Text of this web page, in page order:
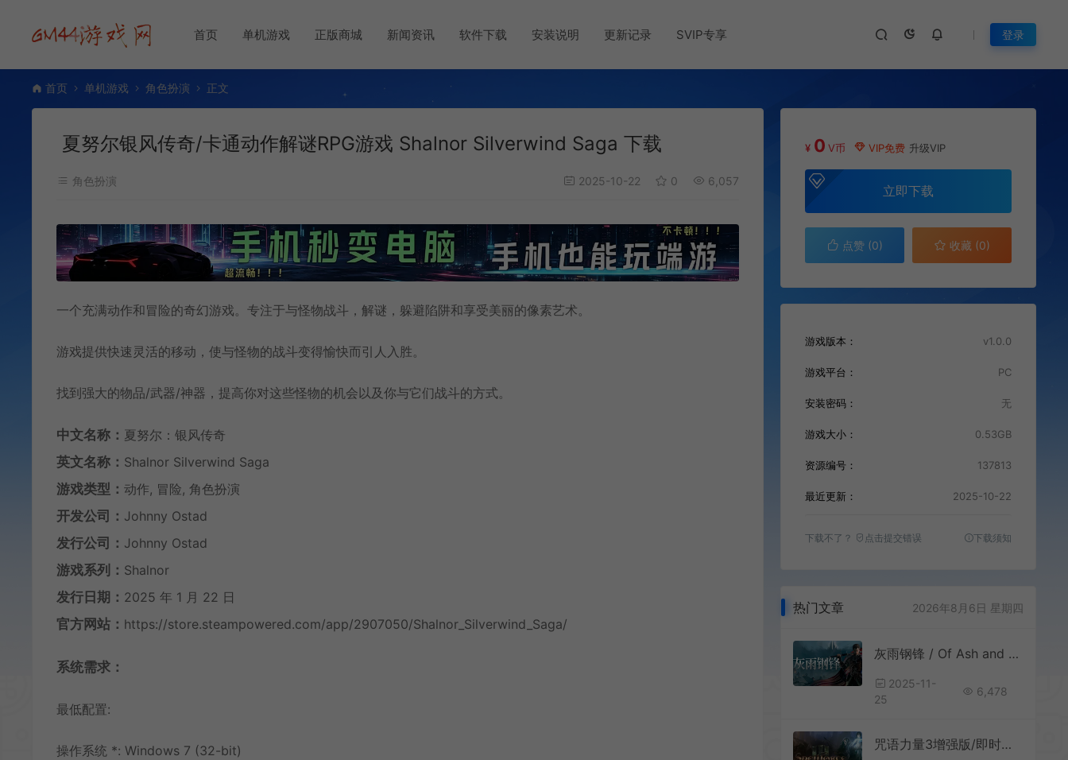
首页 单机游戏 正版商城 新闻资讯 软件下载 安装说明 更新记录 SVIP专享 登录
首页 单机游戏 角色扮演 正文
夏努尔银风传奇/卡通动作解谜RPG游戏 Shalnor Silverwind Saga 下载
角色扮演 2025-10-22 0 6,057
一个充满动作和冒险的奇幻游戏。专注于与怪物战斗，解谜，躲避陷阱和享受美丽的像素艺术。
游戏提供快速灵活的移动，使与怪物的战斗变得愉快而引人入胜。
找到强大的物品/武器/神器，提高你对这些怪物的机会以及你与它们战斗的方式。
中文名称： 夏努尔：银风传奇
英文名称： Shalnor Silverwind Saga
游戏类型： 动作, 冒险, 角色扮演
开发公司： Johnny Ostad
发行公司： Johnny Ostad
游戏系列： Shalnor
发行日期： 2025 年 1 月 22 日
官方网站： https://store.steampowered.com/app/2907050/Shalnor_Silverwind_Saga/
系统需求：
最低配置:
操作系统 *: Windows 7 (32-bit)
¥ 0 V币 VIP免费 升级VIP
立即下载
点赞 (0) 收藏 (0)
游戏版本： v1.0.0
游戏平台： PC
安装密码： 无
游戏大小： 0.53GB
资源编号： 137813
最近更新： 2025-10-22
下载不了？ 点击提交错误 下载须知
热门文章 2026年8月6日 星期四
灰雨钢锋 / Of Ash and Steel 第三人称开放世界RPG游戏
2025-11-
25
6,478
咒语力量3增强版/即时战略RPG游戏 SpellForce 3 Reforced 下载